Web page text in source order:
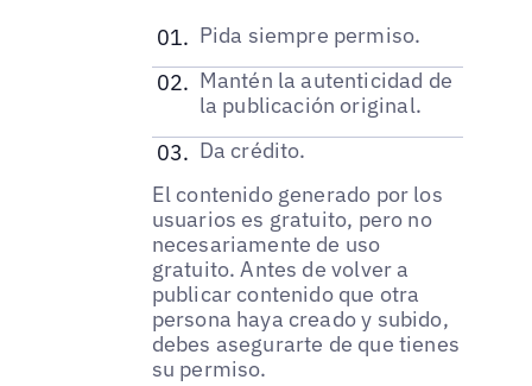
Pida siempre permiso.
Mantén la autenticidad de
la publicación original.
Da crédito.
El contenido generado por los
usuarios es gratuito, pero no
necesariamente de uso
gratuito. Antes de volver a
publicar contenido que otra
persona haya creado y subido,
debes asegurarte de que tienes
su permiso.